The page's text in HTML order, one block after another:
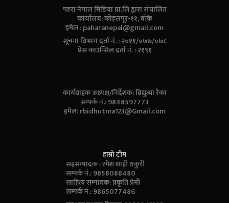
पहरा नेपाल मिडिया प्रा.लि द्वारा संचालित
कार्यालय: कोहलपूर-११, बाँके
इमेल :paharanepal@gmail.com
सूचना विभाग दर्ता नं. : २०११/०७७/०७८
प्रेस काउन्सिल दर्ता नं. : २१९१
कार्यवाहक अध्यक्ष/निर्देशक: बिद्युत्मा रैका
सम्पर्क नं.: 9848597773
इमेल:rbidhutma123@Gmail.com
हाम्रो टीम
सहसम्पादक : रमेश शाही ठकुरी
सम्पर्क नं.: 9858088480
साहित्य सम्पादक: प्रकृति प्रेमी
सम्पर्क नं.: 9865077486